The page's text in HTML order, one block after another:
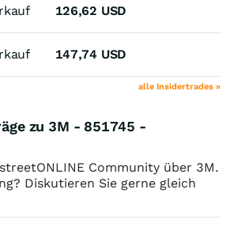
126,62 USD
147,74 USD
alle Insidertrades »
zu 3M - 851745 -
Community über 3M.
Diskutieren Sie gerne gleich